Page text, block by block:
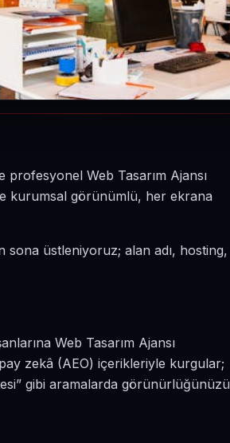
profesyonel Web Tasarım Ajansı
kurumsal görünümlü, her ekrana
sona üstleniyoruz; alan adı, hosting,
Web Tasarım Ajansı
zekâ (AEO) içerikleriyle kurgular;
gibi aramalarda görünürlüğünüzü